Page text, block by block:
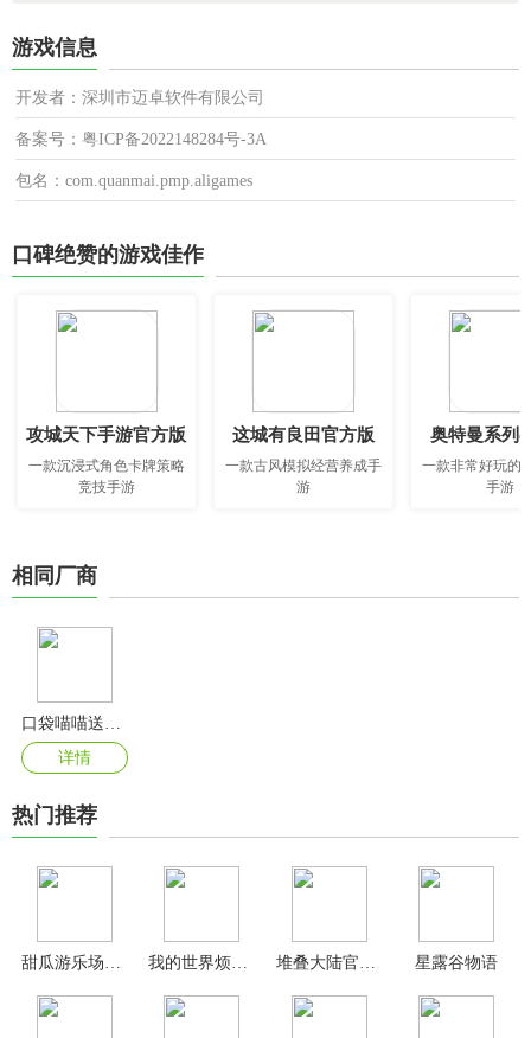
游戏信息
开发者：深圳市迈卓软件有限公司
备案号：粤ICP备2022148284号-3A
包名：com.quanmai.pmp.aligames
口碑绝赞的游戏佳作
攻城天下手游官方版
一款沉浸式角色卡牌策略
竞技手游
这城有良田官方版
一款古风模拟经营养成手
游
奥特曼系列
一款非常好玩的
手游
相同厂商
详情
热门推荐
星露谷物语